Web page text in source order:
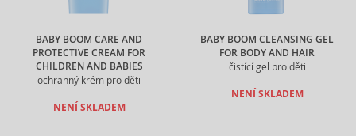
BABY BOOM CARE AND
PROTECTIVE CREAM FOR
CHILDREN AND BABIES
ochranný krém pro děti
NENÍ SKLADEM
BABY BOOM CLEANSING GEL
FOR BODY AND HAIR
čistící gel pro děti
NENÍ SKLADEM